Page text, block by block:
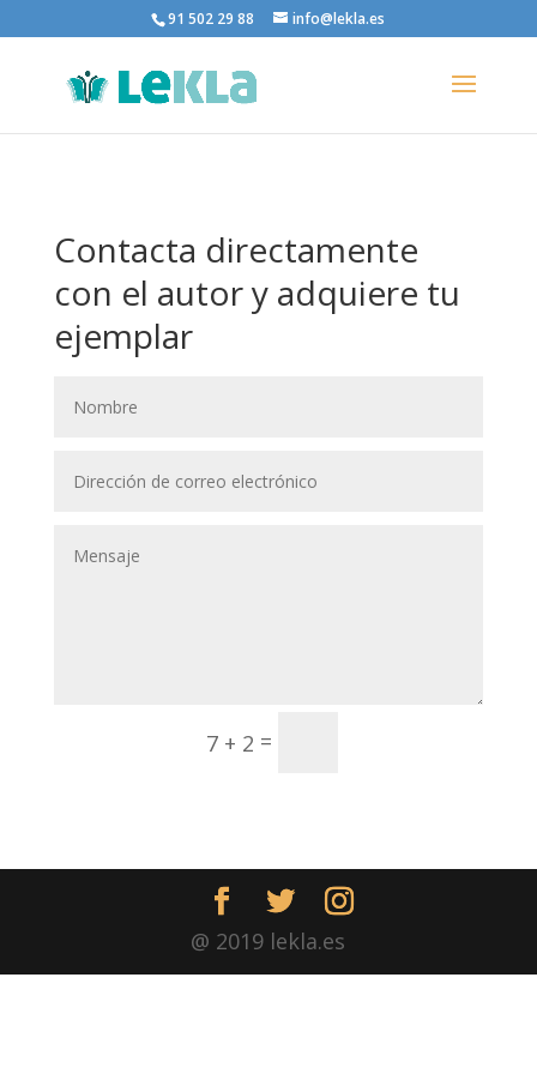
91 502 29 88 info@lekla.es
Contacta directamente
con el autor y adquiere tu
ejemplar
7 + 2 =
@ 2019 lekla.es